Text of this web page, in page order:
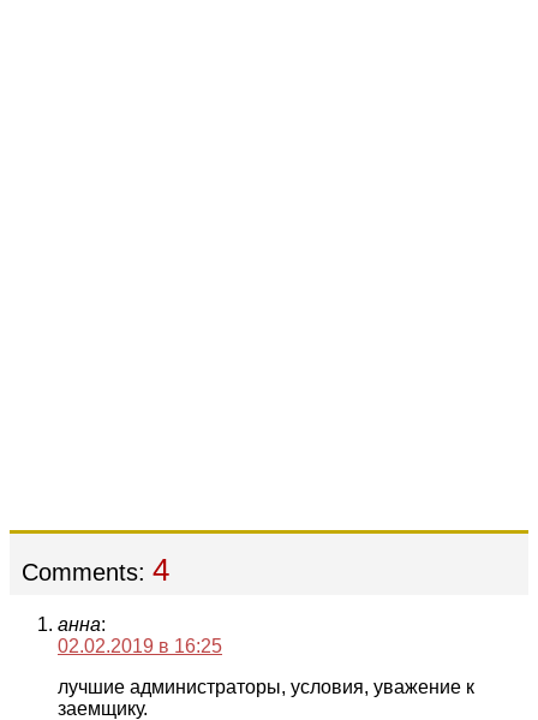
Comments: 4
анна:
02.02.2019 в 16:25
лучшие администраторы, условия, уважение к
заемщику.